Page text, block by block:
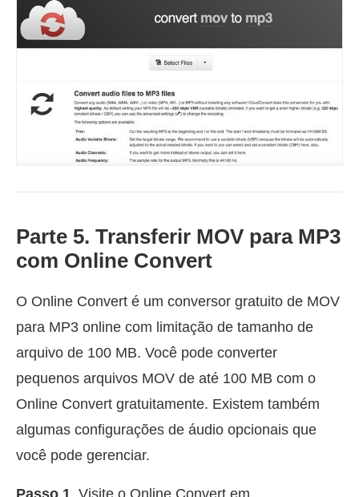
Parte 5. Transferir MOV para MP3
com Online Convert
O Online Convert é um conversor gratuito de MOV
para MP3 online com limitação de tamanho de
arquivo de 100 MB. Você pode converter
pequenos arquivos MOV de até 100 MB com o
Online Convert gratuitamente. Existem também
algumas configurações de áudio opcionais que
você pode gerenciar.